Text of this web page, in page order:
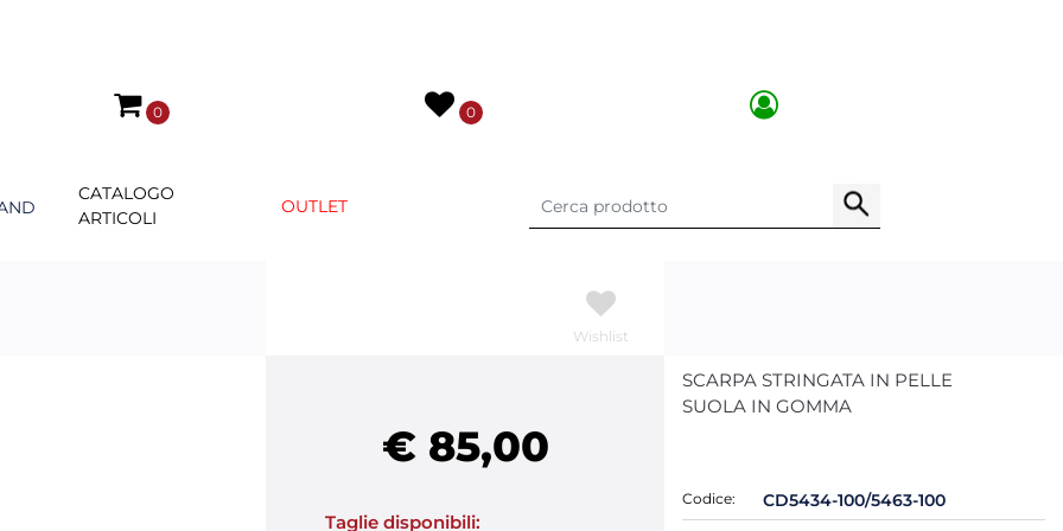
0 0
CATALOGO
ARTICOLI
OUTLET
Wishlist
€ 85,00
Taglie disponibili:
SCARPA STRINGATA IN PELLE
SUOLA IN GOMMA
Codice: CD5434-100/5463-100